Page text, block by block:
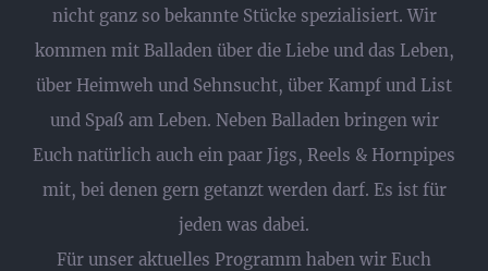
nicht ganz so bekannte Stücke spezialisiert. Wir
kommen mit Balladen über die Liebe und das Leben,
über Heimweh und Sehnsucht, über Kampf und List
und Spaß am Leben. Neben Balladen bringen wir
Euch natürlich auch ein paar Jigs, Reels & Hornpipes
mit, bei denen gern getanzt werden darf. Es ist für
jeden was dabei.
Für unser aktuelles Programm haben wir Euch